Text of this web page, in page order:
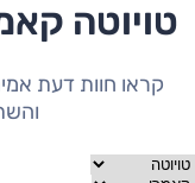
טויוטה
קראו חוות דעת